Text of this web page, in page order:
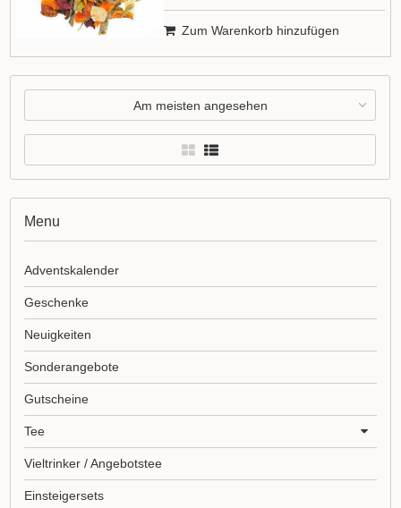
Zum Warenkorb hinzufügen
Am meisten angesehen
Menu
Adventskalender
Geschenke
Neuigkeiten
Sonderangebote
Gutscheine
Tee
Vieltrinker / Angebotstee
Einsteigersets